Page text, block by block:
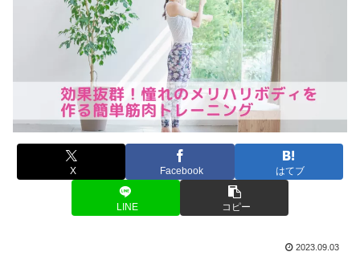
X Facebook はてブ
LINE コピー
2023.09.03